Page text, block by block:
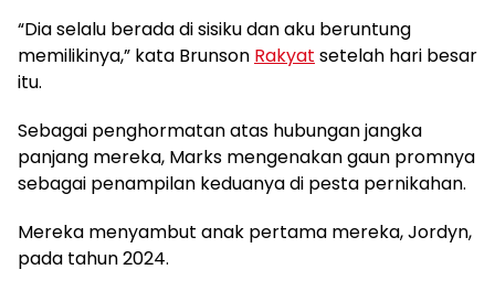
“Dia selalu berada di sisiku dan aku beruntung
memilikinya,” kata Brunson Rakyat setelah hari besar
itu.
Sebagai penghormatan atas hubungan jangka
panjang mereka, Marks mengenakan gaun promnya
sebagai penampilan keduanya di pesta pernikahan.
Mereka menyambut anak pertama mereka, Jordyn,
pada tahun 2024.